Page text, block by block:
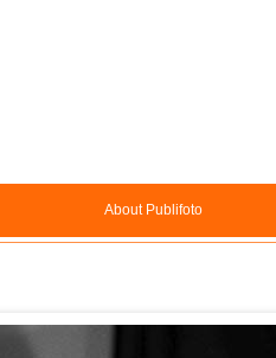
About Publifoto